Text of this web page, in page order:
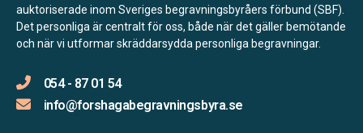
auktoriserade inom Sveriges begravningsbyråers förbund (SBF).
Det personliga är centralt för oss, både när det gäller bemötande
och när vi utformar skräddarsydda personliga begravningar.
054 - 87 01 54
info@forshagabegravningsbyra.se